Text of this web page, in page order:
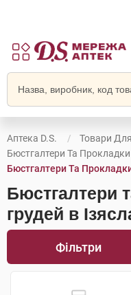
Аптека D.S.
Товари
Бюстгалтери Та
Бюстгалтери Та
Бюстгалтери
грудей в
Фільтри